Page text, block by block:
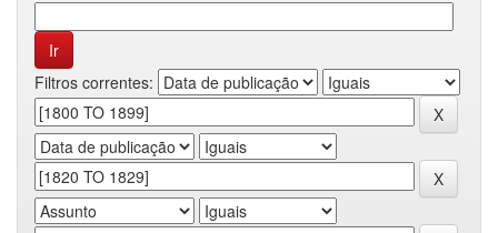
Filtros correntes: